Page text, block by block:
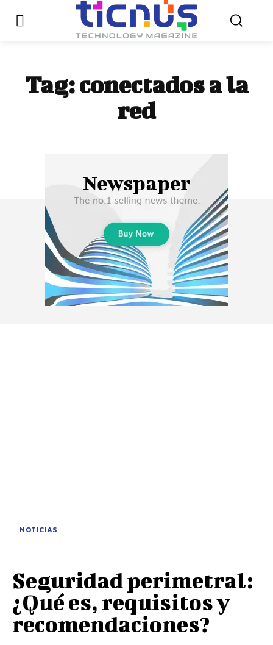
Tag:conectados a la
red
NOTICIAS
Seguridad perimetral:
¿Qué es, requisitos y
recomendaciones?